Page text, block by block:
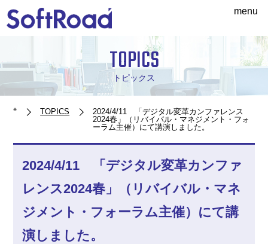
menu
TOPICS
2024/4/11 「デジタル変革カンファレンス
2024春」（リバイバル・マネジメント・フォ
ーラム主催）にて講演しました。
TOPICS
トピックス
2024/4/11 「デジタル変革カンファ
レンス2024春」（リバイバル・マネ
ジメント・フォーラム主催）にて講
演しました。